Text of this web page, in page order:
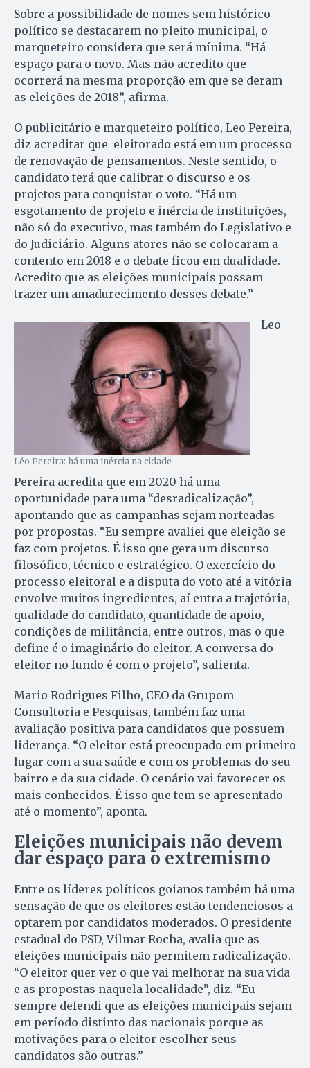
Sobre a possibilidade de nomes sem histórico
político se destacarem no pleito municipal, o
marqueteiro considera que será mínima. “Há
espaço para o novo. Mas não acredito que
ocorrerá na mesma proporção em que se deram
as eleições de 2018”, afirma.
O publicitário e marqueteiro político, Leo Pereira,
diz acreditar que eleitorado está em um processo
de renovação de pensamentos. Neste sentido, o
candidato terá que calibrar o discurso e os
projetos para conquistar o voto. “Há um
esgotamento de projeto e inércia de instituições,
não só do executivo, mas também do Legislativo e
do Judiciário. Alguns atores não se colocaram a
contento em 2018 e o debate ficou em dualidade.
Acredito que as eleições municipais possam
trazer um amadurecimento desses debate.”
Léo Pereira: há uma inércia na cidade
Leo
Pereira acredita que em 2020 há uma
oportunidade para uma “desradicalização”,
apontando que as campanhas sejam norteadas
por propostas. “Eu sempre avaliei que eleição se
faz com projetos. É isso que gera um discurso
filosófico, técnico e estratégico. O exercício do
processo eleitoral e a disputa do voto até a vitória
envolve muitos ingredientes, aí entra a trajetória,
qualidade do candidato, quantidade de apoio,
condições de militância, entre outros, mas o que
define é o imaginário do eleitor. A conversa do
eleitor no fundo é com o projeto”, salienta.
Mario Rodrigues Filho, CEO da Grupom
Consultoria e Pesquisas, também faz uma
avaliação positiva para candidatos que possuem
liderança. “O eleitor está preocupado em primeiro
lugar com a sua saúde e com os problemas do seu
bairro e da sua cidade. O cenário vai favorecer os
mais conhecidos. É isso que tem se apresentado
até o momento”, aponta.
Eleições municipais não devem
dar espaço para o extremismo
Entre os líderes políticos goianos também há uma
sensação de que os eleitores estão tendenciosos a
optarem por candidatos moderados. O presidente
estadual do PSD, Vilmar Rocha, avalia que as
eleições municipais não permitem radicalização.
“O eleitor quer ver o que vai melhorar na sua vida
e as propostas naquela localidade”, diz. “Eu
sempre defendi que as eleições municipais sejam
em período distinto das nacionais porque as
motivações para o eleitor escolher seus
candidatos são outras.”